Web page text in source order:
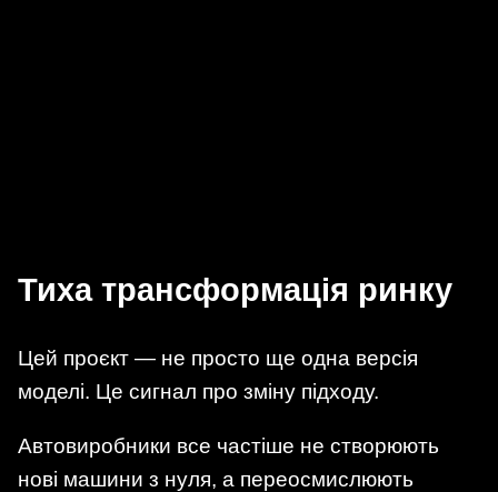
Тиха трансформація ринку
Цей проєкт — не просто ще одна версія
моделі. Це сигнал про зміну підходу.
Автовиробники все частіше не створюють
нові машини з нуля, а переосмислюють